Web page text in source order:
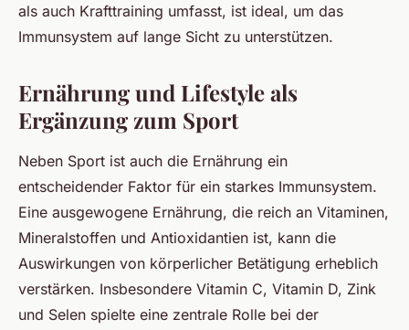
als auch Krafttraining umfasst, ist ideal, um das
Immunsystem auf lange Sicht zu unterstützen.
Ernährung und Lifestyle als
Ergänzung zum Sport
Neben Sport ist auch die Ernährung ein
entscheidender Faktor für ein starkes Immunsystem.
Eine ausgewogene Ernährung, die reich an Vitaminen,
Mineralstoffen und Antioxidantien ist, kann die
Auswirkungen von körperlicher Betätigung erheblich
verstärken. Insbesondere Vitamin C, Vitamin D, Zink
und Selen spielte eine zentrale Rolle bei der